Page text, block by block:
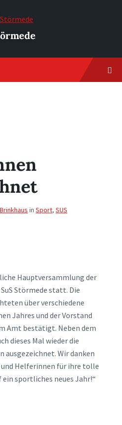
in Sport, SUS
Hauptversammlung der
Störmede statt. Die
über verschiedene
Jahres und der Vorstand
Amt bestätigt. Neben dem
dieses Mal wieder die
Wir danken
Helferinnen für ihre tolle
sportliches neues Jahr!“